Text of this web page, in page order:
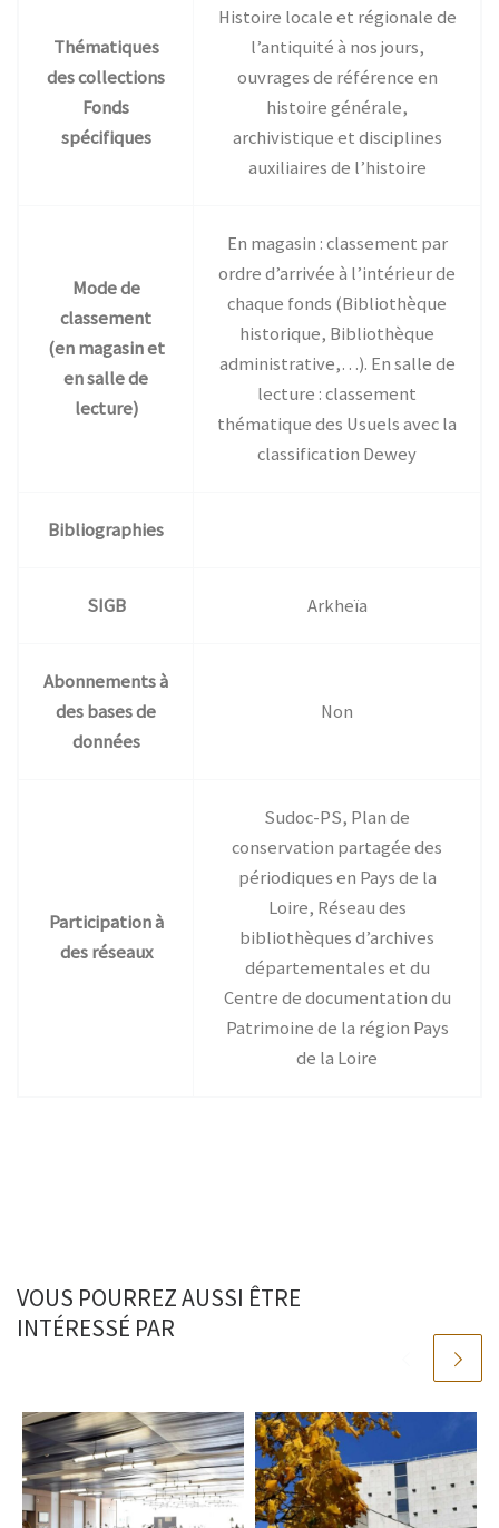
Thématiques
des collections
Fonds
spécifiques
Histoire locale et régionale de
l’antiquité à nos jours,
ouvrages de référence en
histoire générale,
archivistique et disciplines
auxiliaires de l’histoire
Mode de
classement
(en magasin et
en salle de
lecture)
En magasin : classement par
ordre d’arrivée à l’intérieur de
chaque fonds (Bibliothèque
historique, Bibliothèque
administrative,…). En salle de
lecture : classement
thématique des Usuels avec la
classification Dewey
Bibliographies
SIGB Arkheïa
Abonnements à
des bases de
données
Non
Participation à
des réseaux
Sudoc-PS, Plan de
conservation partagée des
périodiques en Pays de la
Loire, Réseau des
bibliothèques d’archives
départementales et du
Centre de documentation du
Patrimoine de la région Pays
de la Loire
VOUS POURREZ AUSSI ÊTRE
INTÉRESSÉ PAR